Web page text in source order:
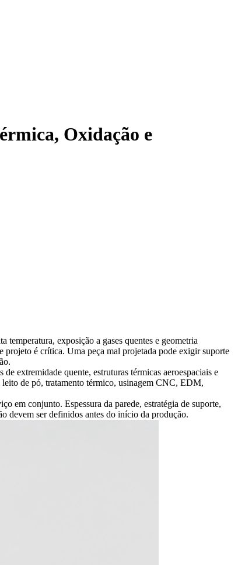
Oxidação e
exposição a gases quentes e geometria
projeto é crítica. Uma peça mal projetada pode exigir suporte
extremidade quente, estruturas térmicas aeroespaciais e
leito de pó, tratamento térmico, usinagem CNC, EDM,
em conjunto. Espessura da parede, estratégia de suporte,
devem ser definidos antes do início da produção.